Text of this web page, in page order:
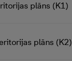
plāns (K1)
plāns (K2)